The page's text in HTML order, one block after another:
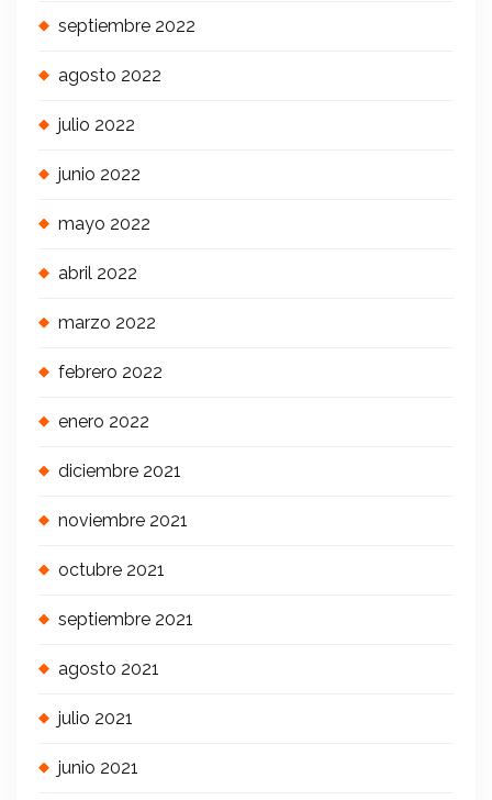
septiembre 2022
agosto 2022
julio 2022
junio 2022
mayo 2022
abril 2022
marzo 2022
febrero 2022
enero 2022
diciembre 2021
noviembre 2021
octubre 2021
septiembre 2021
agosto 2021
julio 2021
junio 2021